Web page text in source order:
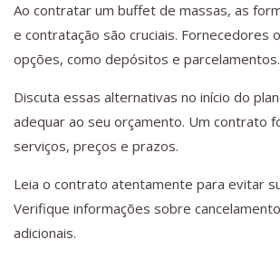
Ao contratar um buffet de massas, as
e contratação são cruciais. Fornecedores
opções, como depósitos e parcelamentos.
Discuta essas alternativas no início do
adequar ao seu orçamento. Um contrato
serviços, preços e prazos.
Leia o contrato atentamente para evitar
Verifique informações sobre
adicionais.